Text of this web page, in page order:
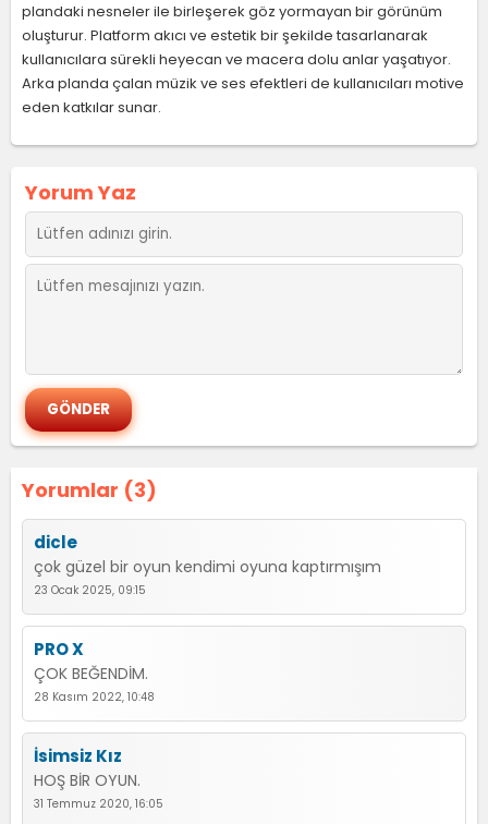
plandaki nesneler ile birleşerek göz yormayan bir görünüm
oluşturur. Platform akıcı ve estetik bir şekilde tasarlanarak
kullanıcılara sürekli heyecan ve macera dolu anlar yaşatıyor.
Arka planda çalan müzik ve ses efektleri de kullanıcıları motive
eden katkılar sunar.
Yorumlar (3)
dicle
çok güzel bir oyun kendimi oyuna kaptırmışım
23 Ocak 2025, 09:15
PRO X
ÇOK BEĞENDİM.
28 Kasım 2022, 10:48
İsimsiz Kız
HOŞ BİR OYUN.
31 Temmuz 2020, 16:05
Yorum Yaz